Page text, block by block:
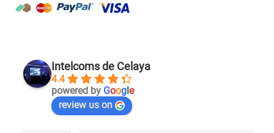
Intelcoms de Celaya
4.4
powered by Googl e
review us on